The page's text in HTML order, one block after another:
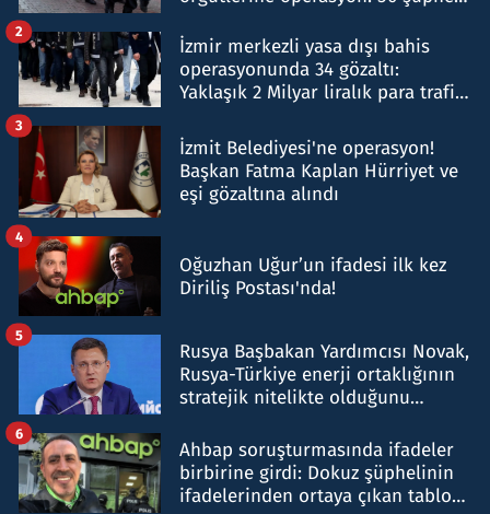
İzmir merkezli yasa dışı bahis
operasyonunda 34 gözaltı:
Yaklaşık 2 Milyar liralık para trafiği
2
İzmit Belediyesi'ne operasyon!
Başkan Fatma Kaplan Hürriyet ve
eşi gözaltına alındı
3
Oğuzhan Uğur’un ifadesi ilk kez
Diriliş Postası'nda!
4
Rusya Başbakan Yardımcısı Novak,
Rusya-Türkiye enerji ortaklığının
stratejik nitelikte olduğunu
5
Ahbap soruşturmasında ifadeler
birbirine girdi: Dokuz şüphelinin
ifadelerinden ortaya çıkan tablo
6